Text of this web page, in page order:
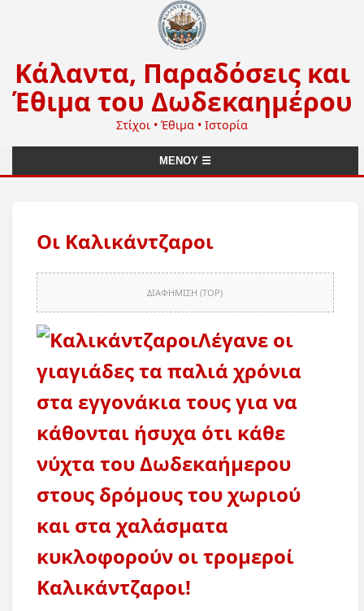
Κάλαντα, Παραδόσεις και
Έθιμα του Δωδεκαημέρου
Στίχοι • Έθιμα • Ιστορία
ΜΕΝΟΥ ☰
Οι Καλικάντζαροι
ΔΙΑΦΗΜΙΣΗ (TOP)
Λέγανε οι
γιαγιάδες τα παλιά χρόνια
στα εγγονάκια τους για να
κάθονται ήσυχα ότι κάθε
νύχτα του Δωδεκαήμερου
στους δρόμους του χωριού
και στα χαλάσματα
κυκλοφορούν οι τρομεροί
Καλικάντζαροι!